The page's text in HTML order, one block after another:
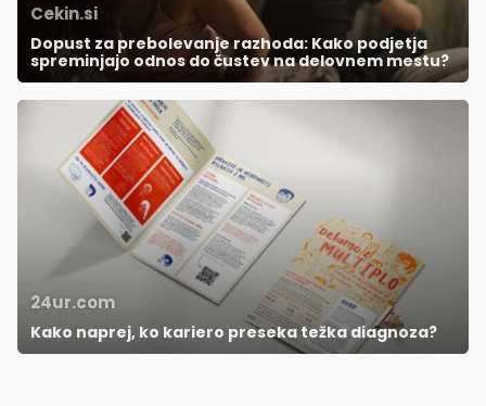
Cekin.si
Dopust za prebolevanje razhoda: Kako podjetja
spreminjajo odnos do čustev na delovnem mestu?
24ur.com
Kako naprej, ko kariero preseka težka diagnoza?